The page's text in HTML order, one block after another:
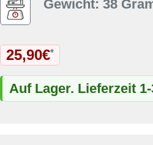
Gewicht: 38
25,90€*
Auf Lager. Lieferzeit